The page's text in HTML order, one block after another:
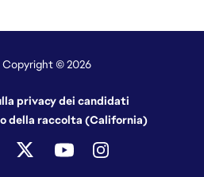
Copyright © 2026
privacy dei candidati
della raccolta (California)